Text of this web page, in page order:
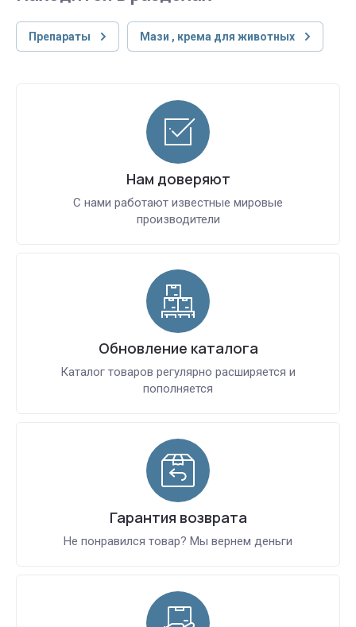
Препараты Мази , крема для животных
Нам доверяют
С нами работают известные мировые
производители
Обновление каталога
Каталог товаров регулярно расширяется и
пополняется
Гарантия возврата
Не понравился товар? Мы вернем деньги